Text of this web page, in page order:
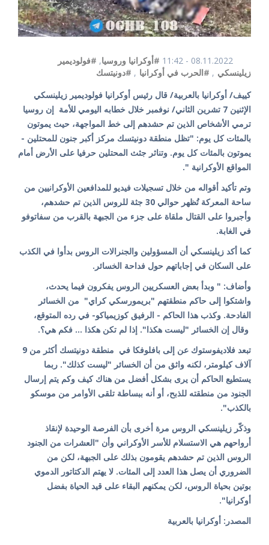
08.11.2022 - 11:42 #أوكرانيا وروسيا, #فولوديمير
زيلينسكي , #الحرب في أوكرانيا , #دونيتسك
كييف/ أوكرانيا بالعربية/ قال رئيس أوكرانيا فولوديمير زيلينسكي
الإثنين 7 تشرين الثاني/ نوفمبر خلال خطابه اليومي للأمة إن روسيا
ترمي الأشخاص الذين تم حشدهم إلى خط المواجهة، حيث يموتون
بالمئات كل يوم: "تظل منطقة دونيتسك مركز أكبر جنون للمحتلين -
يموتون بالمئات كل يوم. وتناثر جثث المحتلين حرفيا على الأرض أمام
المواقع الأوكرانية ".
وتم تأكيد أقواله من خلال تسجيلات فيديو للمدافعين الأوكرانيين من
ساحة المعركة تُظهر حوالي 30 جثة للروس الذين تم حشدهم،
وأجبروا على القتال ملقاة على جزء من الجبهة بالقرب من سفاتوفو
في الغابة.
كما أكد زيلينسكي أن المسؤولين والجنرالات الروس بدأوا في الكذب
على السكان في إجاباتهم حول فداحة الخسائر.
وأضاف: " وبدأ بعض العسكريين الروس يفكرون فيما يحدث،
واشتكوا إلى حاكم منطقتهم "بريمورسكي كراي" من الخسائر
الفادحة. وكذب هذا الحاكم - الرفيق كوزيمياكو- في رده المتوقع،
وقال إن الخسائر "ليست هكذا". إذا لم تكن هكذا ... فكم هي؟.
تبعد فلاديفوستوك عن إلى بافلوفكا في منطقة دونيتسك أكثر من 9
آلاف كيلومتر، لكنه واثق من أن الخسائر "ليست كذلك". ربما
يستطيع الحاكم أن يرى بشكل أفضل من هناك كيف وكم يتم إرسال
الجنود من منطقته للذبح، أو أنه ببساطة تلقى الأوامر من موسكو
بالكذب".
وذكّر زيلينسكي الروس مرة أخرى بأن الفرصة الوحيدة لإنقاذ
أرواحهم هي الاستسلام للأسر الأوكراني وأن "العشرات من الجنود
الروس الذين تم حشدهم يقومون بذلك على الجبهة، لكن من
الضروري أن يصل هذا العدد إلى المئات. لا يهتم الدكتاتور الدموي
بوتين بحياة الروس، لكن يمكنهم البقاء على قيد الحياة بفضل
أوكرانيا".
المصدر: أوكرانيا بالعربية